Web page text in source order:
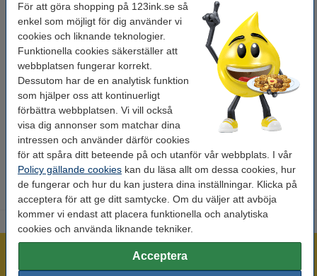
För att göra shopping på 123ink.se så
enkel som möjligt för dig använder vi
cookies och liknande teknologier.
Funktionella cookies säkerställer att
webbplatsen fungerar korrekt.
Dessutom har de en analytisk funktion
som hjälper oss att kontinuerligt
förbättra webbplatsen. Vi vill också
visa dig annonser som matchar dina
intressen och använder därför cookies
för att spåra ditt beteende på och utanför vår webbplats. I vår
Policy gällande cookies kan du läsa allt om dessa cookies, hur
de fungerar och hur du kan justera dina inställningar. Klicka på
acceptera för att ge ditt samtycke. Om du väljer att avböja
kommer vi endast att placera funktionella och analytiska
cookies och använda liknande tekniker.
Acceptera
Färg: magenta
Varumärke: Canon
OEM: 6603A002AA
EAN: 4960999000237
Vårt artikelnr: 070956
Nummer: 6603A002AA
Beställ innan 16:00 så skickar vi idag!